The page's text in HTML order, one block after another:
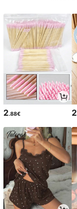
2.88€ 2